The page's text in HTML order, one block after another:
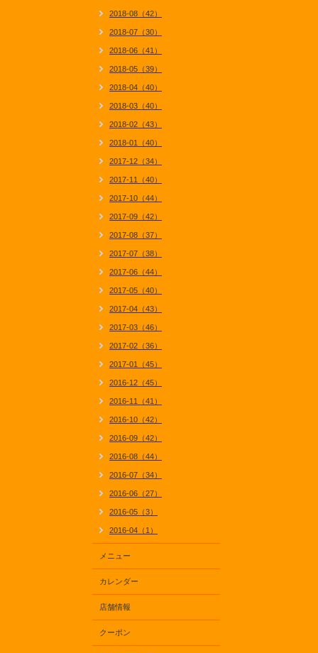
2018-08（42）
2018-07（30）
2018-06（41）
2018-05（39）
2018-04（40）
2018-03（40）
2018-02（43）
2018-01（40）
2017-12（34）
2017-11（40）
2017-10（44）
2017-09（42）
2017-08（37）
2017-07（38）
2017-06（44）
2017-05（40）
2017-04（43）
2017-03（46）
2017-02（36）
2017-01（45）
2016-12（45）
2016-11（41）
2016-10（42）
2016-09（42）
2016-08（44）
2016-07（34）
2016-06（27）
2016-05（3）
2016-04（1）
メニュー
カレンダー
店舗情報
クーポン